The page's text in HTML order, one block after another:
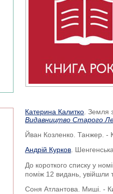
Катерина Калитко . Земля
Видавництво Старого
Йван Козленко. Танжер. -
Андрій Курков .
До короткого списку у
поміж 12 видань, увійшли
Соня Атлантова. Миші. -